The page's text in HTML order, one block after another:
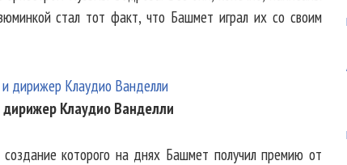
стал тот факт, что Башмет играл их со своим
Клаудио Ванделли
которого на днях Башмет получил премию от